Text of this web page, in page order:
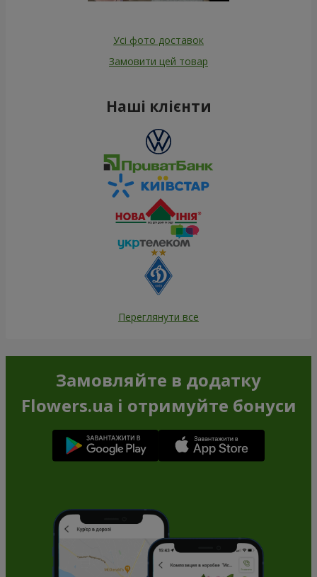
Усі фото доставок
Замовити цей товар
Наші клієнти
Переглянути все
Замовляйте в додатку
Flowers.ua і отримуйте бонуси